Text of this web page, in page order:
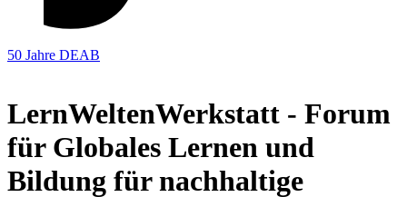
50 Jahre DEAB
LernWeltenWerkstatt - Forum
für Globales Lernen und
Bildung für nachhaltige